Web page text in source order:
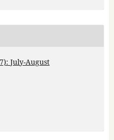
July-August